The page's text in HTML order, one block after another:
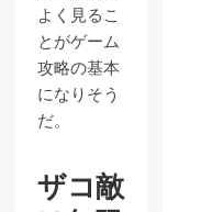
よく見るこ
とがゲーム
攻略の基本
になりそう
だ。
ザコ敵